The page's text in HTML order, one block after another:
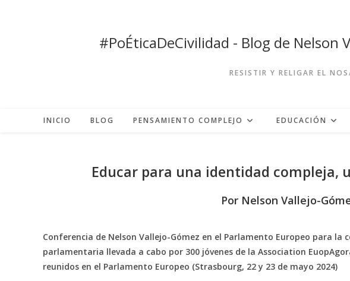
#PoÉticaDeCivilidad - Blog de
RESISTIR Y RELIGAR EL
INICIO BLOG PENSAMIENTO COMPLEJO EDUCACIÓN
Educar para una identidad compleja,
Por Nelson Vallejo-
Conferencia de Nelson Vallejo-Gómez en el Parlamento Europeo para la
parlamentaria llevada a cabo por 300 jóvenes de la Association
reunidos en el Parlamento Europeo (Strasbourg, 22 y 23 de mayo 2024)